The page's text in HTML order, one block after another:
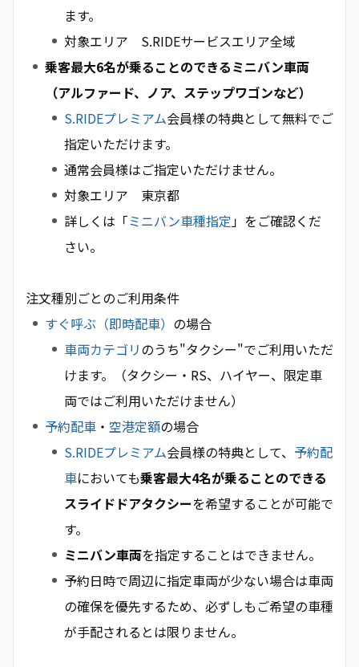
ます。
対象エリア S.RIDEサービスエリア全域
乗客最大6名が乗ることのできるミニバン車両
（アルファード、ノア、ステップワゴンなど）
S.RIDEプレミアム会員様の特典として無料でご
指定いただけます。
通常会員様はご指定いただけません。
対象エリア 東京都
詳しくは「ミニバン車種指定」をご確認くだ
さい。
注文種別ごとのご利用条件
すぐ呼ぶ（即時配車） の場合
車両カテゴリのうち"タクシー"でご利用いただ
けます。（タクシー・RS、ハイヤー、限定車
両ではご利用いただけません）
予約配車 ・ 空港定額の場合
S.RIDEプレミアム会員様の特典として、 予約配
車においても乗客最大4名が乗ることのできる
スライドドアタクシーを希望することが可能で
す。
ミニバン車両を指定することはできません。
予約日時で周辺に指定車両が少ない場合は車両
の確保を優先するため、必ずしもご希望の車種
が手配されるとは限りません。